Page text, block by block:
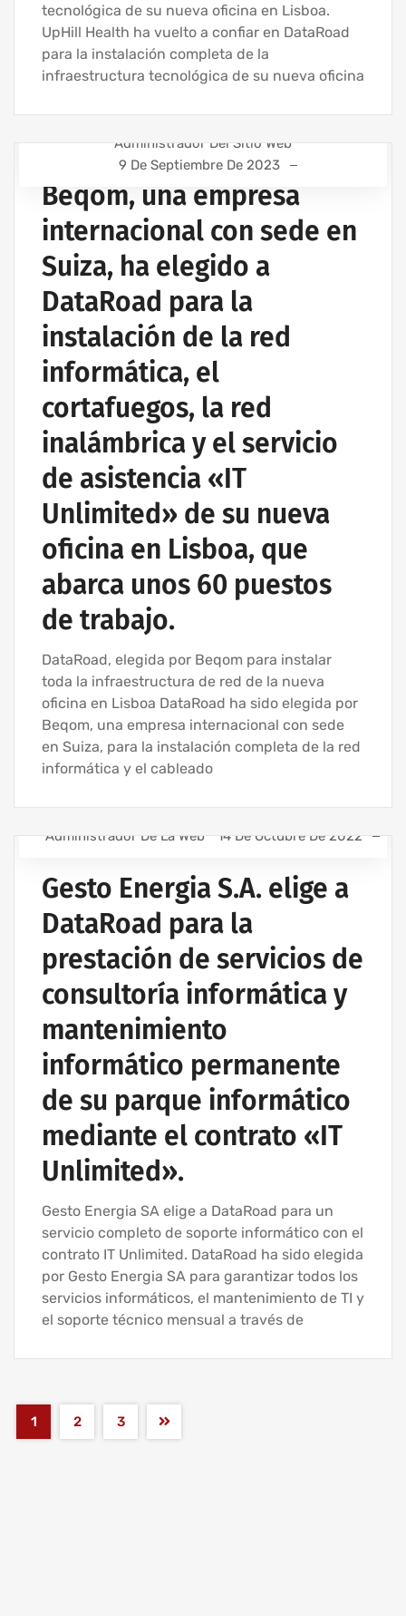
tecnológica de su nueva oficina en Lisboa.
UpHill Health ha vuelto a confiar en DataRoad
para la instalación completa de la
infraestructura tecnológica de su nueva oficina
ASISTENCIA INFORMÁTICA - SERVICIOS INFORMÁTICOS
ASISTENCIA INFORMÁTICA Y SERVICIOS DE TI
CONTRATO DE SERVICIOS INFORMÁTICOS
EMPRESA DE ASISTENCIA INFORMÁTICA | SERVICIOS
INFORMÁTICOS
INSTALACIÓN DEL CABLEADO DE RED
INSTALACIÓN DE REDES INALÁMBRICAS PARA EMPRESAS
IT UNLIMITED - SERVICIOS INFORMÁTICOS
MANTENIMIENTO INFORMÁTICO PARA EMPRESAS
Administrador Del Sitio Web
9 De Septiembre De 2023
Beqom, una empresa
internacional con sede en
Suiza, ha elegido a
DataRoad para la
instalación de la red
informática, el
cortafuegos, la red
inalámbrica y el servicio
de asistencia «IT
Unlimited» de su nueva
oficina en Lisboa, que
abarca unos 60 puestos
de trabajo.
DataRoad, elegida por Beqom para instalar
toda la infraestructura de red de la nueva
oficina en Lisboa DataRoad ha sido elegida por
Beqom, una empresa internacional con sede
en Suiza, para la instalación completa de la red
informática y el cableado
CONTRATO DE SERVICIOS INFORMÁTICOS
EMPRESA DE ASISTENCIA INFORMÁTICA | SERVICIOS
MANTENIMIENTO INFORMÁTICO PARA EMPRESAS
Administrador De La Web 14 De Octubre De 2022
Gesto Energia S.A. elige a
DataRoad para la
prestación de servicios de
consultoría informática y
mantenimiento
informático permanente
de su parque informático
mediante el contrato «IT
Unlimited».
Gesto Energia SA elige a DataRoad para un
servicio completo de soporte informático con el
contrato IT Unlimited. DataRoad ha sido elegida
por Gesto Energia SA para garantizar todos los
servicios informáticos, el mantenimiento de TI y
el soporte técnico mensual a través de
1 2 3